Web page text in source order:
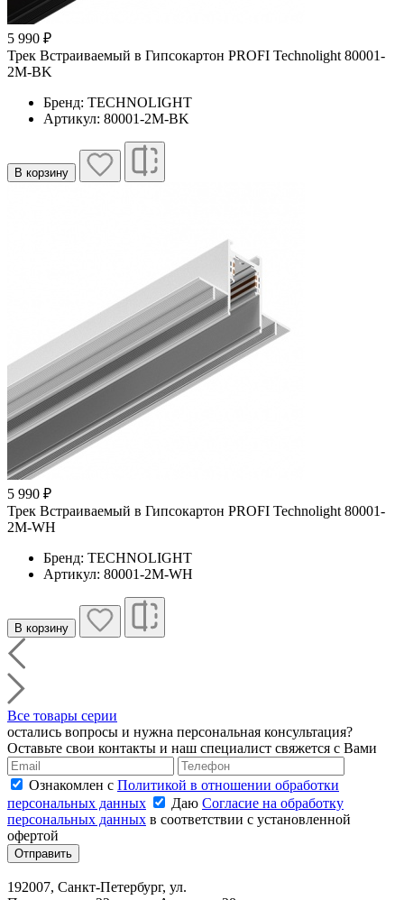
5 990 ₽
Трек Встраиваемый в Гипсокартон PROFI Technolight 80001-
2M-BK
Бренд: TECHNOLIGHT
Артикул: 80001-2M-BK
В корзину
5 990 ₽
Трек Встраиваемый в Гипсокартон PROFI Technolight 80001-
2M-WH
Бренд: TECHNOLIGHT
Артикул: 80001-2M-WH
В корзину
Все товары серии
остались вопросы и нужна персональная консультация?
Оставьте свои контакты и наш специалист свяжется с Вами
Ознакомлен с Политикой в отношении обработки
персональных данных
Даю Согласие на обработку
персональных данных в соответствии с установленной
офертой
Отправить
192007, Санкт-Петербург, ул.